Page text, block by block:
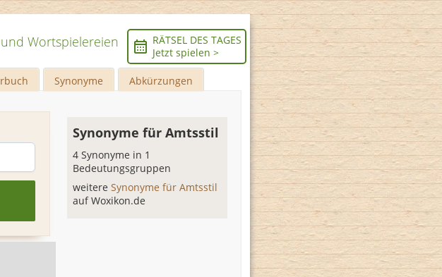
Wortspielereien
RÄTSEL DES TAGES
Jetzt spielen >
Synonyme Abkürzungen
Synonyme für Amtsstil
4 Synonyme in 1
Bedeutungsgruppen
weitereSynonyme für Amtsstil
auf Woxikon.de